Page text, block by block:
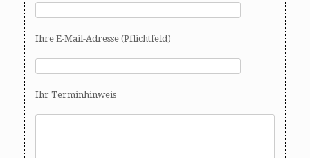
Ihre E-Mail-Adresse (Pflichtfeld)
Ihr Terminhinweis